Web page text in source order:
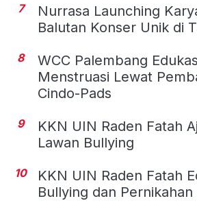
7
Nurrasa Launching
Balutan Konser Unik di
8
WCC Palembang
Menstruasi Lewat
Cindo-Pads
9
KKN UIN Raden Fatah
Lawan Bullying
10
KKN UIN Raden Fatah
Bullying dan Pernikahan